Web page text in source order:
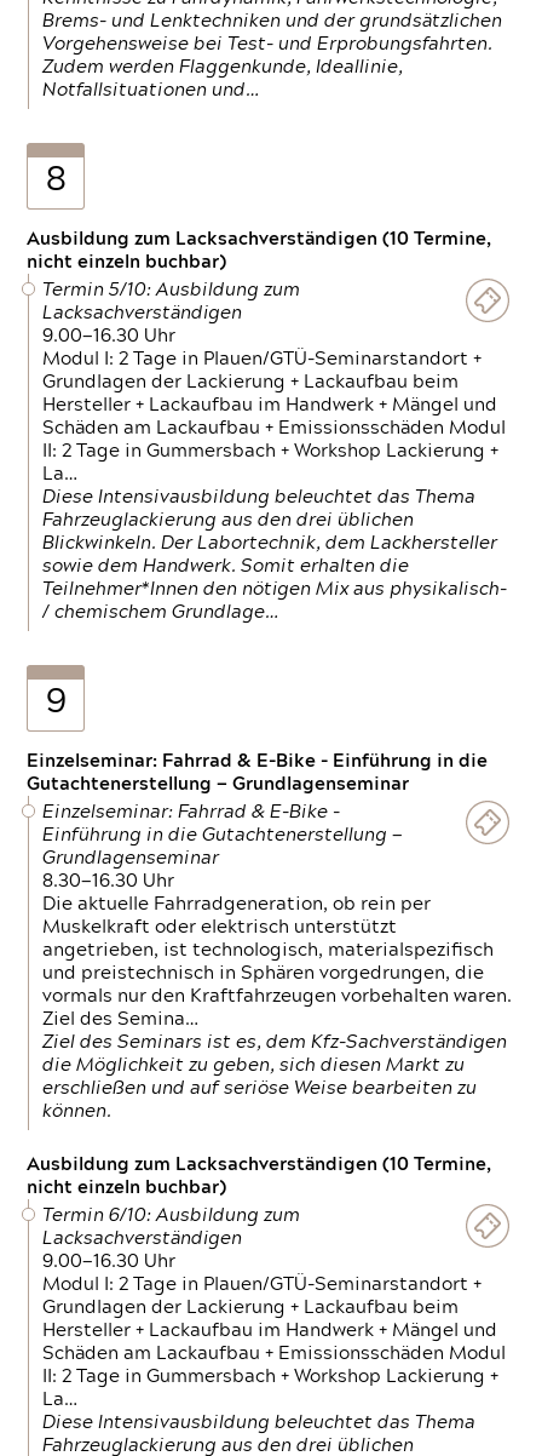
Brems- und Lenktechniken und der grundsätzlichen
Vorgehensweise bei Test- und Erprobungsfahrten.
Zudem werden Flaggenkunde, Ideallinie,
Notfallsituationen und…
8
Ausbildung zum Lacksachverständigen (10 Termine,
nicht einzeln buchbar)
Termin 5/10: Ausbildung zum
Lacksachverständigen
9.00—16.30 Uhr
Modul I: 2 Tage in Plauen/GTÜ-Seminarstandort +
Grundlagen der Lackierung + Lackaufbau beim
Hersteller + Lackaufbau im Handwerk + Mängel und
Schäden am Lackaufbau + Emissionsschäden Modul
II: 2 Tage in Gummersbach + Workshop Lackierung +
La…
Diese Intensivausbildung beleuchtet das Thema
Fahrzeuglackierung aus den drei üblichen
Blickwinkeln. Der Labortechnik, dem Lackhersteller
sowie dem Handwerk. Somit erhalten die
Teilnehmer*Innen den nötigen Mix aus physikalisch-
/ chemischem Grundlage…
9
Einzelseminar: Fahrrad & E-Bike - Einführung in die
Gutachtenerstellung — Grundlagenseminar
Einzelseminar: Fahrrad & E-Bike -
Einführung in die Gutachtenerstellung —
Grundlagenseminar
8.30—16.30 Uhr
Die aktuelle Fahrradgeneration, ob rein per
Muskelkraft oder elektrisch unterstützt
angetrieben, ist technologisch, materialspezifisch
und preistechnisch in Sphären vorgedrungen, die
vormals nur den Kraftfahrzeugen vorbehalten waren.
Ziel des Semina…
Ziel des Seminars ist es, dem Kfz-Sachverständigen
die Möglichkeit zu geben, sich diesen Markt zu
erschließen und auf seriöse Weise bearbeiten zu
können.
Ausbildung zum Lacksachverständigen (10 Termine,
nicht einzeln buchbar)
Termin 6/10: Ausbildung zum
Lacksachverständigen
9.00—16.30 Uhr
Modul I: 2 Tage in Plauen/GTÜ-Seminarstandort +
Grundlagen der Lackierung + Lackaufbau beim
Hersteller + Lackaufbau im Handwerk + Mängel und
Schäden am Lackaufbau + Emissionsschäden Modul
II: 2 Tage in Gummersbach + Workshop Lackierung +
La…
Diese Intensivausbildung beleuchtet das Thema
Fahrzeuglackierung aus den drei üblichen